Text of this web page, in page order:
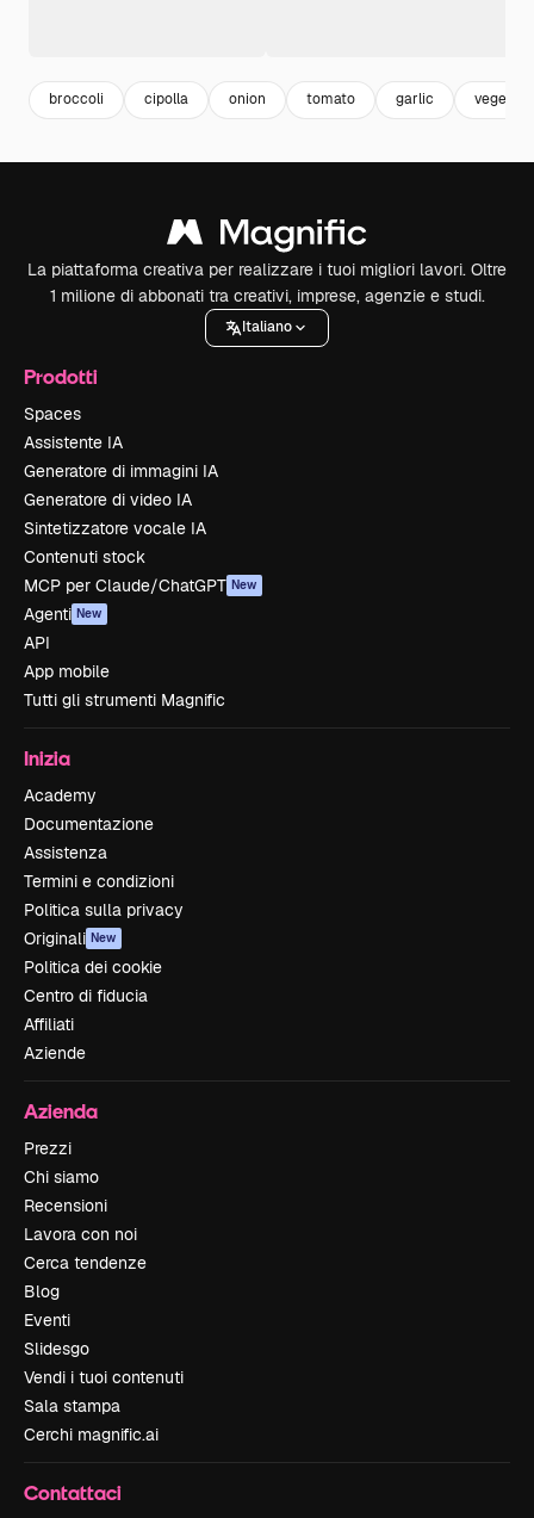
broccoli cipolla onion tomato garlic
La piattaforma creativa per realizzare i tuoi migliori lavori. Oltre
1 milione di abbonati tra creativi, imprese, agenzie e studi.
Italiano
Prodotti
Spaces
Assistente IA
Generatore di immagini IA
Generatore di video IA
Sintetizzatore vocale IA
Contenuti stock
MCP per Claude/ChatGPT New
Agenti New
API
App mobile
Tutti gli strumenti Magnific
Inizia
Academy
Documentazione
Assistenza
Termini e condizioni
Politica sulla privacy
Originali New
Politica dei cookie
Centro di fiducia
Affiliati
Aziende
Azienda
Prezzi
Chi siamo
Recensioni
Lavora con noi
Cerca tendenze
Blog
Eventi
Slidesgo
Vendi i tuoi contenuti
Sala stampa
Cerchi magnific.ai
Contattaci